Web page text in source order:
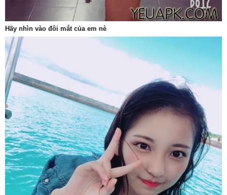
Hãy nhìn vào đôi mắt của em nè